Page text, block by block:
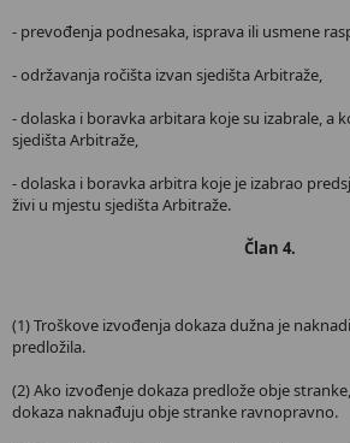
- prevođenja podnesaka, isprava ili usmene
- održavanja ročišta izvan sjedišta Arbitraže,
- dolaska i boravka arbitara koje su izabrale, a
sjedišta Arbitraže,
- dolaska i boravka arbitra koje je izabrao
živi u mjestu sjedišta Arbitraže.
Član 4.
(1) Troškove izvođenja dokaza dužna je
predložila.
(2) Ako izvođenje dokaza predlože obje
dokaza naknađuju obje stranke ravnopravno.